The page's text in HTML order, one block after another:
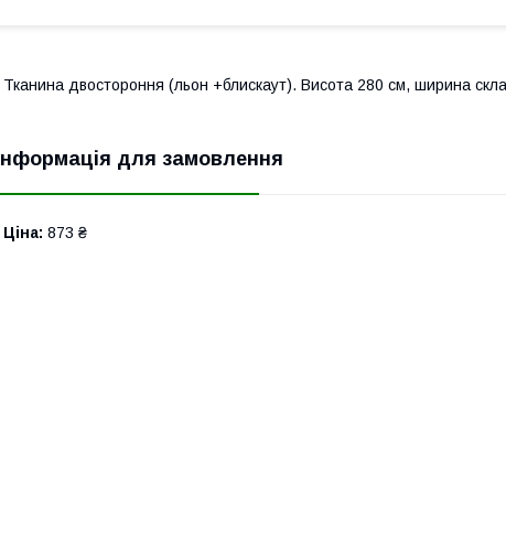
Тканина двостороння (льон +блискаут). Висота 280 см, ширина
Інформація для замовлення
Ціна: 873 ₴